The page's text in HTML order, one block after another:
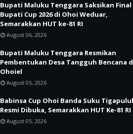
Bupati Maluku Tenggara Saksikan Final
Bupati Cup 2026 di Ohoi Weduar,
Semarakkan HUT ke-81 RI
August 06, 2026
Bupati Maluku Tenggara Resmikan
Pembentukan Desa Tangguh Bencana
Ohoiel
August 05, 2026
Babinsa Cup Ohoi Banda Suku
Resmi Dibuka, Semarakkan HUT Ke-81 RI
August 05, 2026